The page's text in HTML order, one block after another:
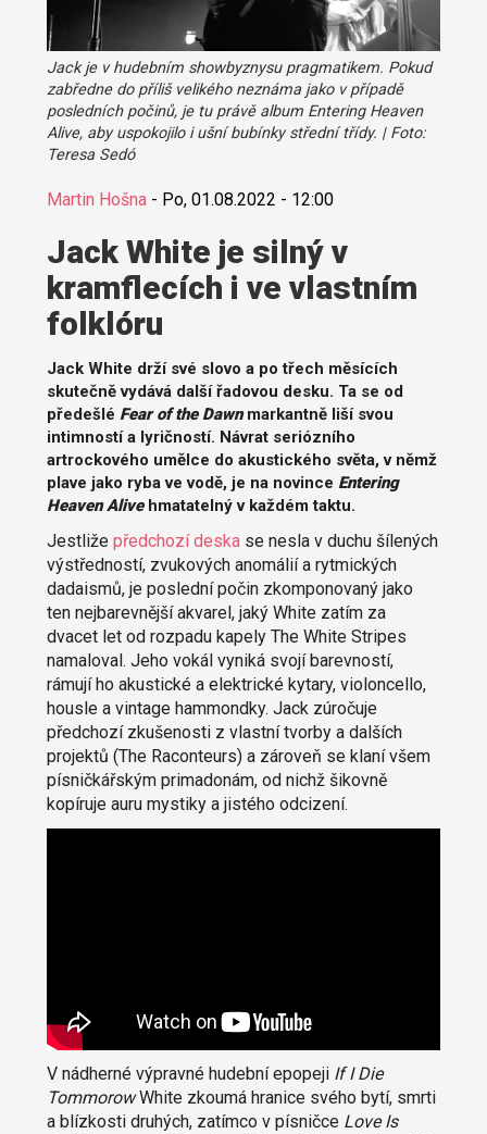
Jack je v hudebním showbyznysu pragmatikem. Pokud
zabředne do příliš velikého neznáma jako v případě
posledních počinů, je tu právě album Entering Heaven
Alive, aby uspokojilo i ušní bubínky střední třídy. | Foto:
Teresa Sedó
Martin Hošna- Po, 01.08.2022 - 12:00
Jack White je silný v
kramflecích i ve vlastním
folklóru
Jack White drží své slovo a po třech měsících
skutečně vydává další řadovou desku. Ta se od
předešlé Fear of the Dawnmarkantně liší svou
intimností a lyričností. Návrat seriózního
artrockového umělce do akustického světa, v němž
plave jako ryba ve vodě, je na novince Entering
Heaven Alivehmatatelný v každém taktu.
Jestliže předchozí deskase nesla v duchu šílených
výstředností, zvukových anomálií a rytmických
dadaismů, je poslední počin zkomponovaný jako
ten nejbarevnější akvarel, jaký White zatím za
dvacet let od rozpadu kapely The White Stripes
namaloval. Jeho vokál vyniká svojí barevností,
rámují ho akustické a elektrické kytary, violoncello,
housle a vintage hammondky. Jack zúročuje
předchozí zkušenosti z vlastní tvorby a dalších
projektů (The Raconteurs) a zároveň se klaní všem
písničkářským primadonám, od nichž šikovně
kopíruje auru mystiky a jistého odcizení.
V nádherné výpravné hudební epopeji If I Die
TommorowWhite zkoumá hranice svého bytí, smrti
a blízkosti druhých, zatímco v písničce Love Is